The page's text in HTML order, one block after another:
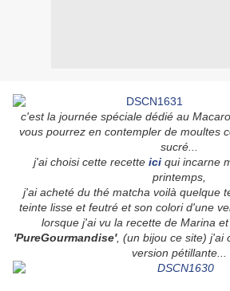
c'est la journée spéciale dédié au
vous pourrez en contempler de moultes
sucré...
j'ai choisi cette recette iciqui incarne
printemps,
j'ai acheté du thé matcha voilà quelque
teinte lisse et feutré et son colori d'une
lorsque j'ai vu la recette de Marina
'PureGourmandise', (un bijou ce site) j'ai
version pétillante...